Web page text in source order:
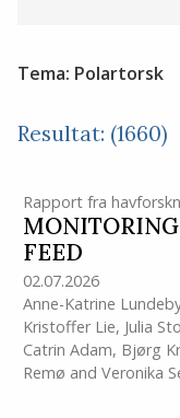
Tema: Polartorsk
Resultat: (1660)
Rapport fra
FEED
02.07.2026
Anne-Katrine
Kristoffer Lie, Julia
Catrin Adam, Bjørg
Remø and Veronika